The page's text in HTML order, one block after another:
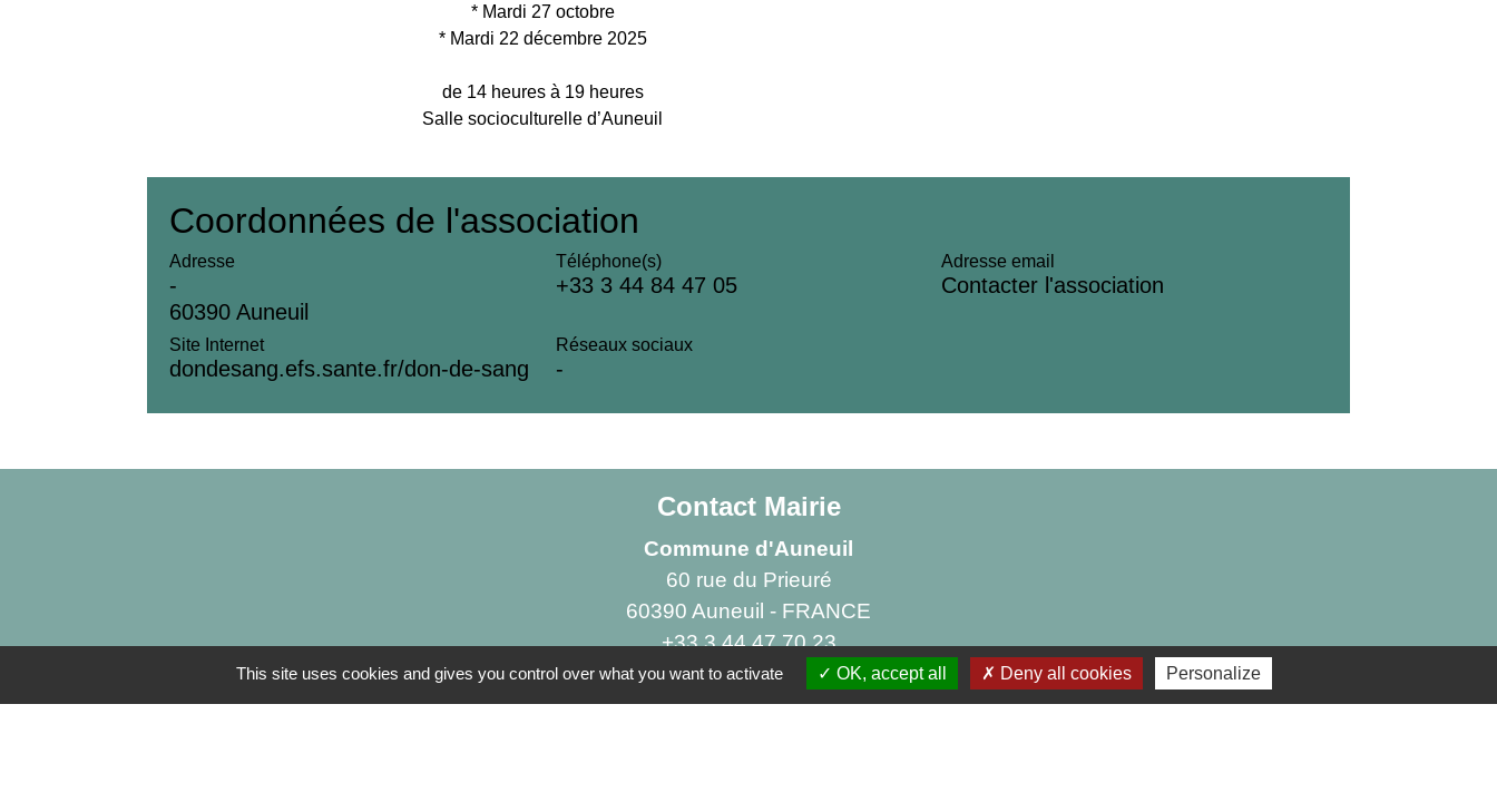
* Mardi 27 octobre
* Mardi 22 décembre 2025
de 14 heures à 19 heures
Salle socioculturelle d’Auneuil
Coordonnées de l'association
Adresse
-
60390 Auneuil
Téléphone(s)
+33 3 44 84 47 05
Adresse email
Contacter l'association
Site Internet
dondesang.efs.sante.fr/don-de-sang
Réseaux sociaux
-
Contact Mairie
Commune d'Auneuil
60 rue du Prieuré
60390 Auneuil - FRANCE
+33 3 44 47 70 23
Contact par formulaire
This site uses cookies and gives you control over what you want to activate OK, accept all Deny all cookies Personalize